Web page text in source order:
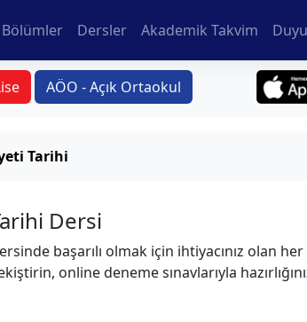
Bölümler Dersler Akademik Takvim
AÖO - Açık Ortaokul
Tarihi
Dersi
başarılı olmak için ihtiyacınız olan
online deneme sınavlarıyla